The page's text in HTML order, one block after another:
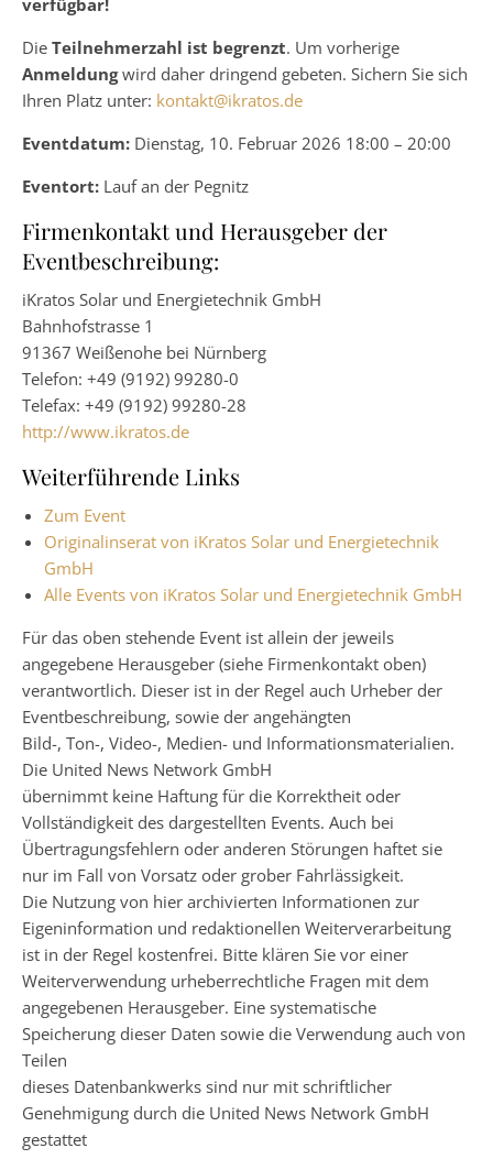
Die Teilnehmerzahl ist begrenzt. Um vorherige
Anmeldungwird daher dringend gebeten. Sichern Sie sich
Ihren Platz unter: kontakt@ikratos.de
Eventdatum: Dienstag, 10. Februar 2026 18:00 – 20:00
Eventort: Lauf an der Pegnitz
Firmenkontakt und Herausgeber der
Eventbeschreibung:
iKratos Solar und Energietechnik GmbH
Bahnhofstrasse 1
91367 Weißenohe bei Nürnberg
Telefon: +49 (9192) 99280-0
Telefax: +49 (9192) 99280-28
http://www.ikratos.de
Weiterführende Links
Zum Event
Originalinserat von iKratos Solar und Energietechnik
GmbH
Alle Events von iKratos Solar und Energietechnik GmbH
Für das oben stehende Event ist allein der jeweils
angegebene Herausgeber (siehe Firmenkontakt oben)
verantwortlich. Dieser ist in der Regel auch Urheber der
Eventbeschreibung, sowie der angehängten
Bild-, Ton-, Video-, Medien- und Informationsmaterialien.
Die United News Network GmbH
übernimmt keine Haftung für die Korrektheit oder
Vollständigkeit des dargestellten Events. Auch bei
Übertragungsfehlern oder anderen Störungen haftet sie
nur im Fall von Vorsatz oder grober Fahrlässigkeit.
Die Nutzung von hier archivierten Informationen zur
Eigeninformation und redaktionellen Weiterverarbeitung
ist in der Regel kostenfrei. Bitte klären Sie vor einer
Weiterverwendung urheberrechtliche Fragen mit dem
angegebenen Herausgeber. Eine systematische
Speicherung dieser Daten sowie die Verwendung auch von
Teilen
dieses Datenbankwerks sind nur mit schriftlicher
Genehmigung durch die United News Network GmbH
gestattet